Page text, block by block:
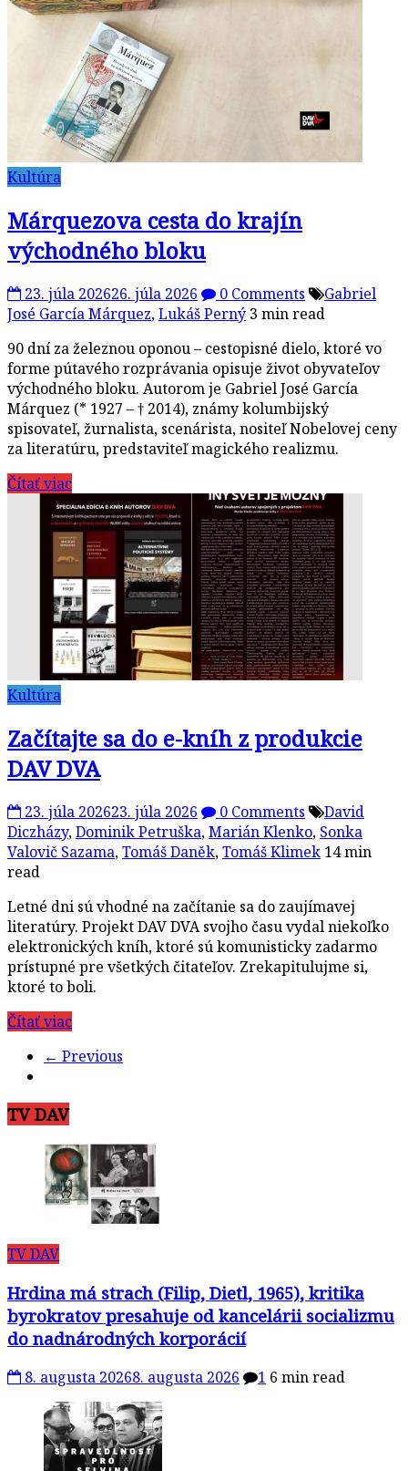
Kultúra
Márquezova cesta do krajín
východného bloku
23. júla 202626. júla 2026 0 Comments
Gabriel
José García Márquez,Lukáš Perný 3 min read
90 dní za železnou oponou – cestopisné dielo, ktoré vo
forme pútavého rozprávania opisuje život obyvateľov
východného bloku. Autorom je Gabriel José García
Márquez (* 1927 – † 2014), známy kolumbijský
spisovateľ, žurnalista, scenárista, nositeľ Nobelovej ceny
za literatúru, predstaviteľ magického realizmu.
Čítať viac
Kultúra
Začítajte sa do e-kníh z produkcie
DAV DVA
23. júla 202623. júla 2026 0 Comments
David
Diczházy,Dominik Petruška,Marián Klenko, Sonka
Valovič Sazama,Tomáš Daněk,Tomáš Klimek 14 min
read
Letné dni sú vhodné na začítanie sa do zaujímavej
literatúry. Projekt DAV DVA svojho času vydal niekoľko
elektronických kníh, ktoré sú komunisticky zadarmo
prístupné pre všetkých čitateľov. Zrekapitulujme si,
ktoré to boli.
Čítať viac
← Previous
TV DAV
TV DAV
Hrdina má strach (Filip, Dietl, 1965), kritika
byrokratov presahuje od kancelárii socializmu
do nadnárodných korporácií
8. augusta 20268. augusta 2026 1 6 min read